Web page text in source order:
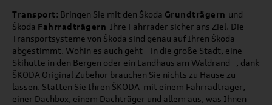
Transport: Bringen Sie mit den Škoda Grundträgern und
Škoda Fahrradträgern Ihre Fahrräder sicher ans Ziel. Die
Transportsysteme von Škoda sind genau auf Ihren Škoda
abgestimmt. Wohin es auch geht – in die große Stadt, eine
Skihütte in den Bergen oder ein Landhaus am Waldrand –, dank
ŠKODA Original Zubehör brauchen Sie nichts zu Hause zu
lassen. Statten Sie Ihren ŠKODA mit einem Fahrradträger,
einer Dachbox, einem Dachträger und allem aus, was Ihnen